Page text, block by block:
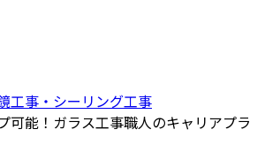
工事・シーリング工事
可能！ガラス工事職人のキャリアプラ